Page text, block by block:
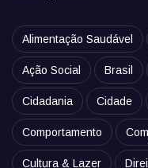
Alimentação Saudável
Ação Social Brasil
Cidadania Cidade
Comportamento
Cultura & Lazer